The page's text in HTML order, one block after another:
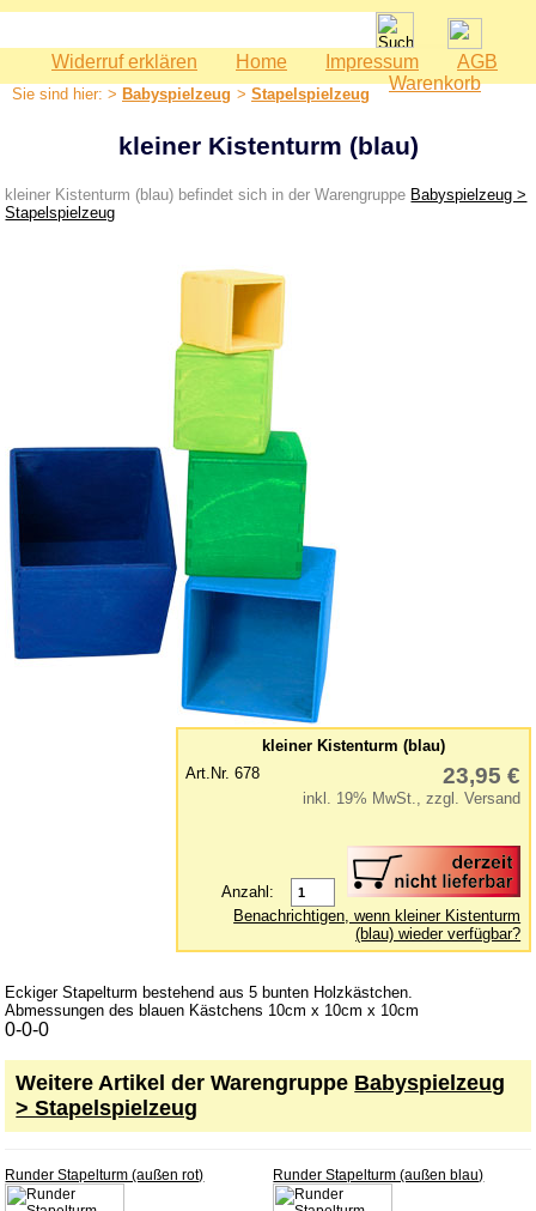
Widerruf erklären Home Impressum
AGB
Warenkorb
Sie sind hier: > Babyspielzeug > Stapelspielzeug
Spielwaren
Babyspielzeug
Greiflinge
Wagenketten
Stapelspielzeug
Geburtstag
Holzeisenbahn
Kaspertheater
Kaufmannsladen
Kinderküche
Kinderzimmer - Accessoires
Kinderwerkzeuge
Klettermax & Hampelmann
Lernspielzeug
Spiele
Spielzeug für draußen
Spielzeugautos
kleiner Kistenturm (blau)
kleiner Kistenturm (blau) befindet sich in der Warengruppe Babyspielzeug >
Stapelspielzeug
kleiner Kistenturm (blau)
Art.Nr. 678
23,95 €
inkl. 19% MwSt., zzgl. Versand
Anzahl:
Benachrichtigen, wenn kleiner Kistenturm
(blau) wieder verfügbar?
Eckiger Stapelturm bestehend aus 5 bunten Holzkästchen.
Abmessungen des blauen Kästchens 10cm x 10cm x 10cm
0-0-0
Weitere Artikel der Warengruppe Babyspielzeug
> Stapelspielzeug
Runder Stapelturm (außen rot) Runder Stapelturm (außen blau)